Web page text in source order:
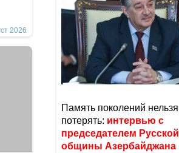
2026
Память поколений нельзя
потерять: интервью с
председателем Русской
общины Азербайджана